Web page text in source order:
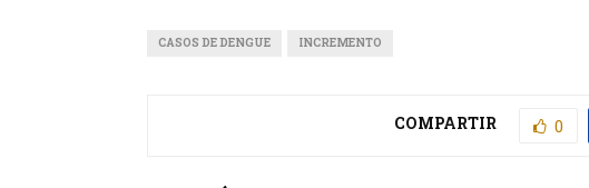
CASOS DE DENGUE INCREMENTO
COMPARTIR 0